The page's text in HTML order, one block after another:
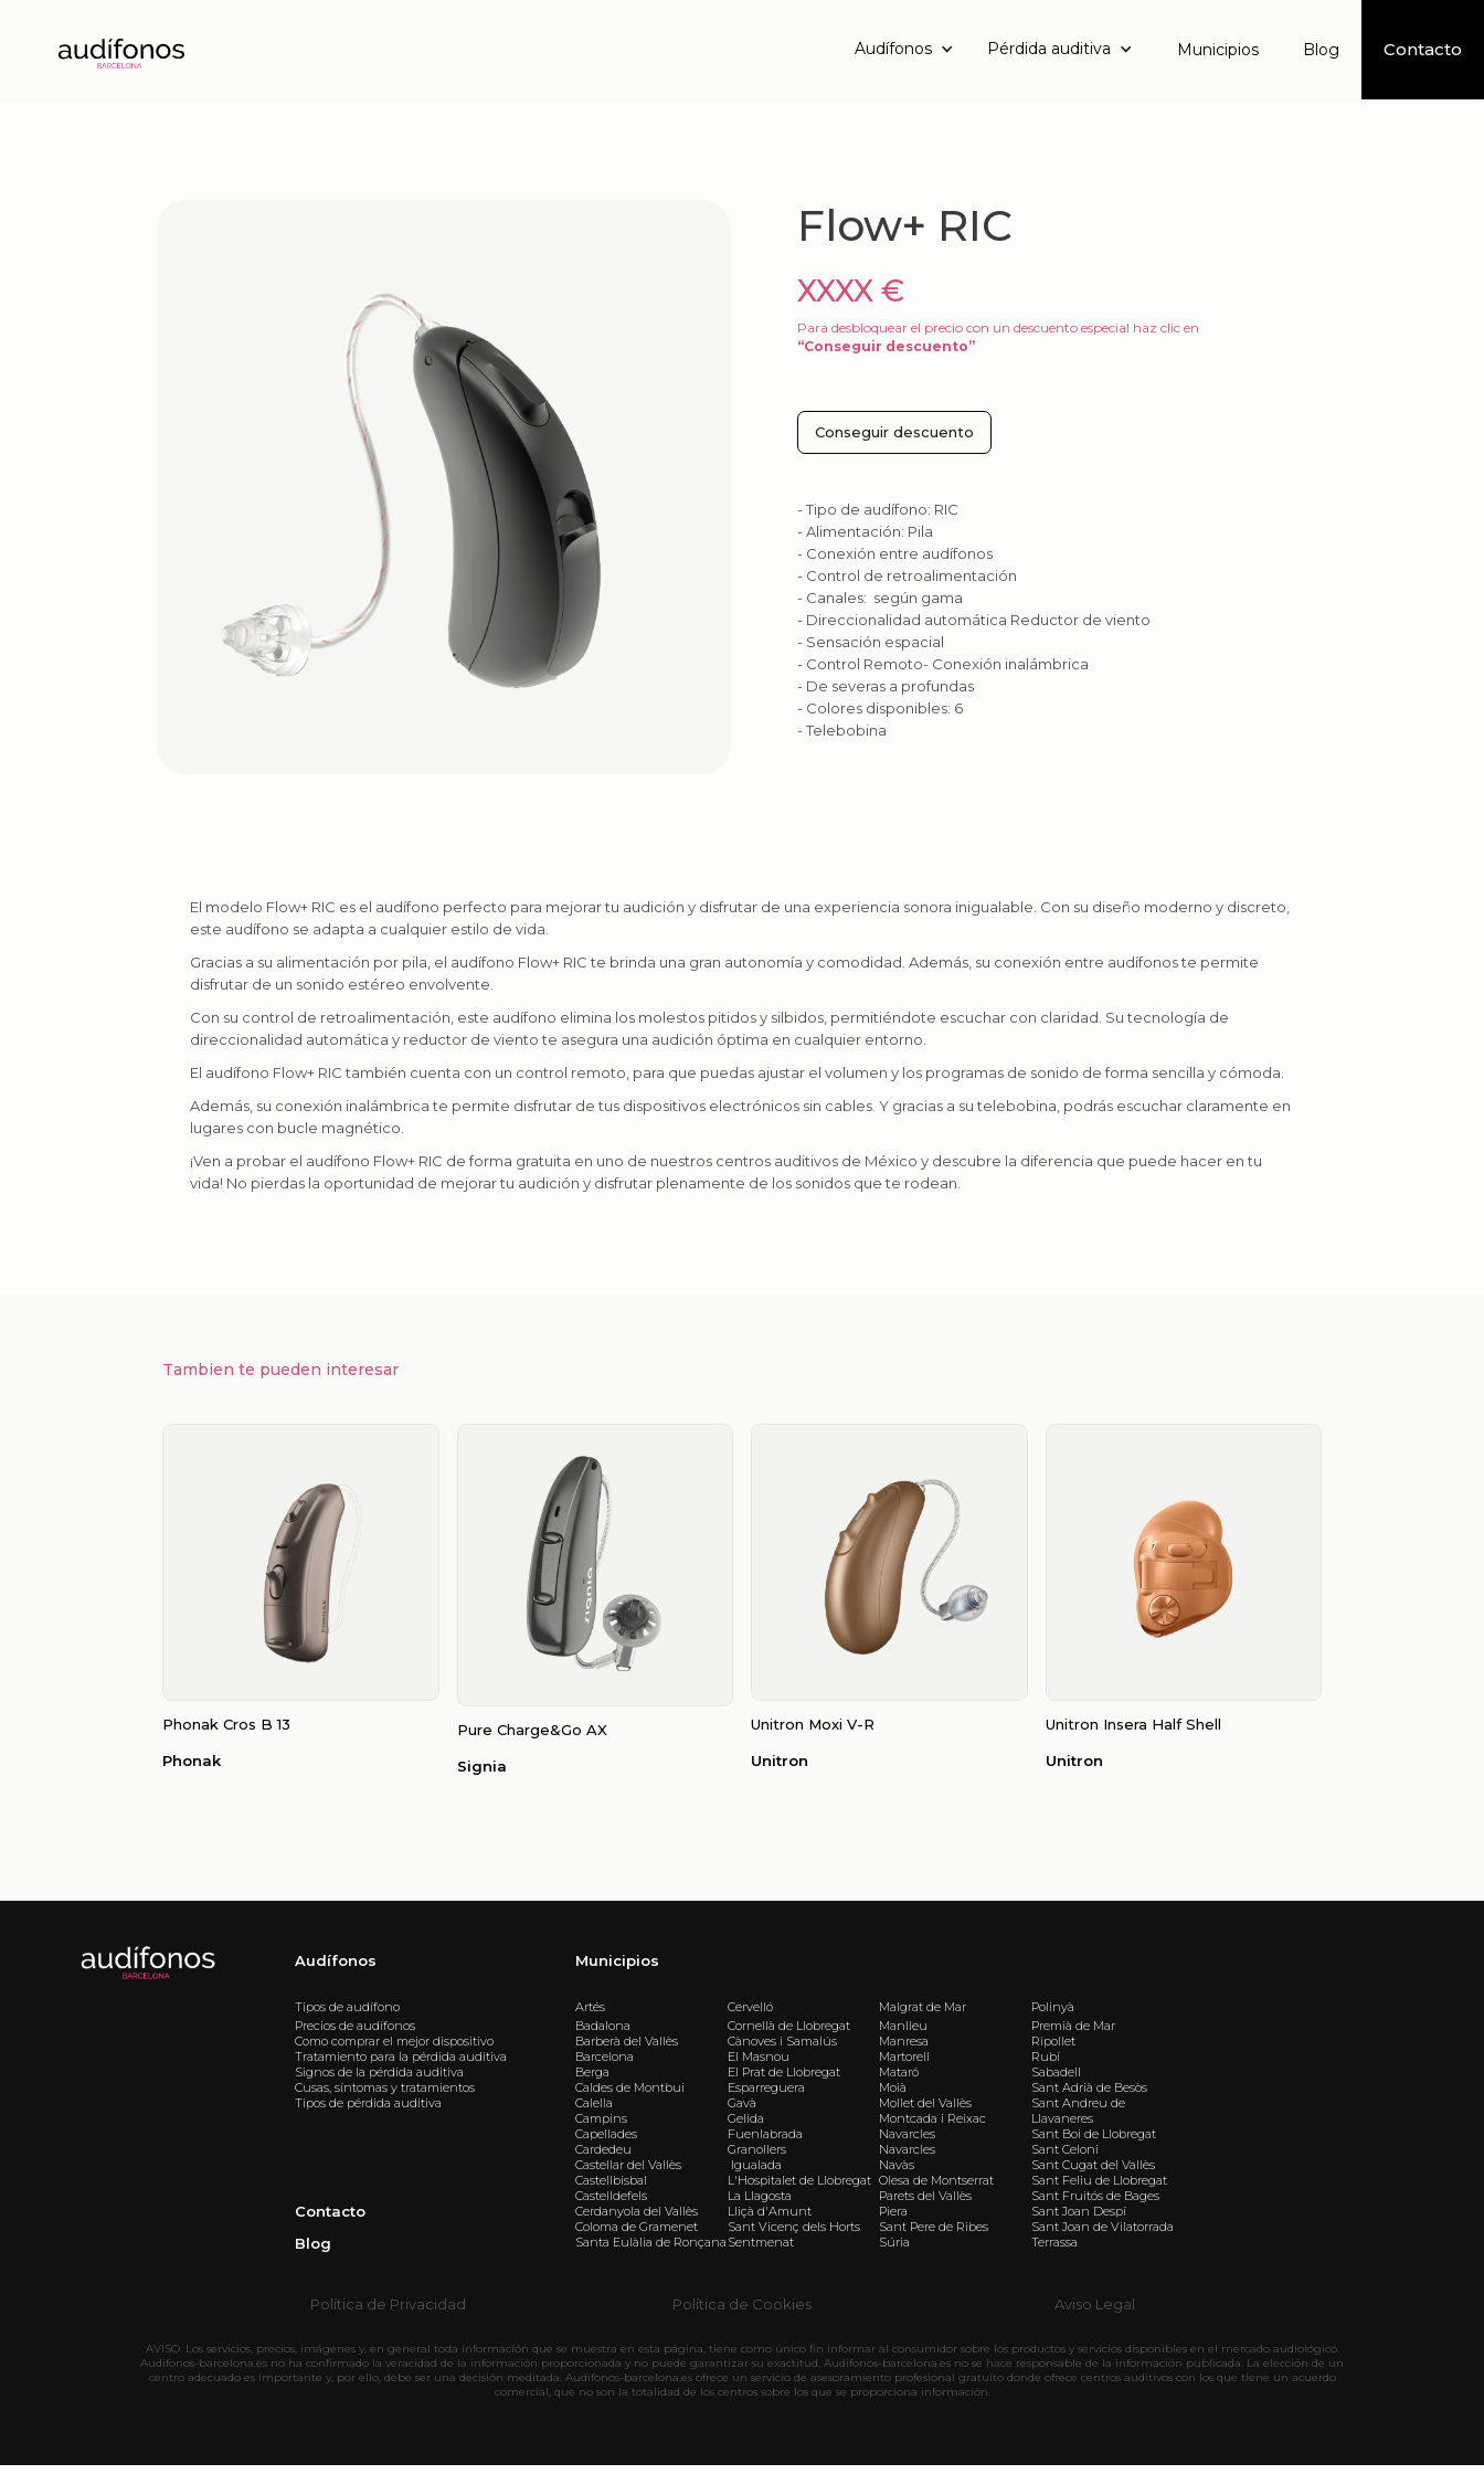
Audífonos Pérdida auditiva Municipios Blog Contacto
Flow+ RIC
XXXX €
Para desbloquear el precio con un descuento especial haz clic en
“Conseguir descuento”
Conseguir descuento
- Tipo de audífono: RIC
- Alimentación: Pila
- Conexión entre audífonos
- Control de retroalimentación
- Canales: según gama
- Direccionalidad automática Reductor de viento
- Sensación espacial
- Control Remoto- Conexión inalámbrica
- De severas a profundas
- Colores disponibles: 6
- Telebobina
El modelo Flow+ RIC es el audífono perfecto para mejorar tu audición y disfrutar de una experiencia sonora inigualable. Con su diseño moderno y discreto,
este audífono se adapta a cualquier estilo de vida.
Gracias a su alimentación por pila, el audífono Flow+ RIC te brinda una gran autonomía y comodidad. Además, su conexión entre audífonos te permite
disfrutar de un sonido estéreo envolvente.
Con su control de retroalimentación, este audífono elimina los molestos pitidos y silbidos, permitiéndote escuchar con claridad. Su tecnología de
direccionalidad automática y reductor de viento te asegura una audición óptima en cualquier entorno.
El audífono Flow+ RIC también cuenta con un control remoto, para que puedas ajustar el volumen y los programas de sonido de forma sencilla y cómoda.
Además, su conexión inalámbrica te permite disfrutar de tus dispositivos electrónicos sin cables. Y gracias a su telebobina, podrás escuchar claramente en
lugares con bucle magnético.
¡Ven a probar el audífono Flow+ RIC de forma gratuita en uno de nuestros centros auditivos de México y descubre la diferencia que puede hacer en tu
vida! No pierdas la oportunidad de mejorar tu audición y disfrutar plenamente de los sonidos que te rodean.
Tambien te pueden interesar
Phonak Cros B 13
Phonak
Pure Charge&Go AX
Signia
Unitron Moxi V-R
Unitron
Unitron Insera Half Shell
Unitron
Audífonos
Tipos de audífono
Precios de audífonos
Como comprar el mejor dispositivo
Tratamiento para la pérdida auditiva
Signos de la pérdida auditiva
Cusas, síntomas y tratamientos
Tipos de pérdida auditiva
Contacto
Blog
Municipios
Artés
Badalona
Barberà del Vallès
Barcelona
Berga
Caldes de Montbui
Calella
Campins
Capellades
Cardedeu
Castellar del Vallès
Castellbisbal
Castelldefels
Cerdanyola del Vallès
Coloma de Gramenet
Santa Eulàlia de Ronçana
Cervelló
Cornellà de Llobregat
Cànoves i Samalús
El Masnou
El Prat de Llobregat
Esparreguera
Gavà
Gelida
Fuenlabrada
Granollers
Igualada
L'Hospitalet de Llobregat
La Llagosta
Lliçà d'Amunt
Sant Vicenç dels Horts
Sentmenat
Malgrat de Mar
Manlleu
Manresa
Martorell
Mataró
Moià
Mollet del Vallès
Montcada i Reixac
Navarcles
Navarcles
Navàs
Olesa de Montserrat
Parets del Vallès
Piera
Sant Pere de Ribes
Súria
Polinyà
Premià de Mar
Ripollet
Rubí
Sabadell
Sant Adrià de Besòs
Sant Andreu de
Llavaneres
Sant Boi de Llobregat
Sant Celoni
Sant Cugat del Vallès
Sant Feliu de Llobregat
Sant Fruitós de Bages
Sant Joan Despí
Sant Joan de Vilatorrada
Terrassa
Política de Privacidad Política de Cookies Aviso Legal
AVISO: Los servicios, precios, imágenes y, en general toda información que se muestra en esta página, tiene como único fin informar al consumidor sobre los productos y servicios disponibles en el mercado audiológico.
Audifonos-barcelona.es no ha confirmado la veracidad de la información proporcionada y no puede garantizar su exactitud. Audifonos-barcelona.es no se hace responsable de la información publicada. La elección de un
centro adecuado es importante y, por ello, debe ser una decisión meditada. Audifonos-barcelona.es ofrece un servicio de asesoramiento profesional gratuito donde ofrece centros auditivos con los que tiene un acuerdo
comercial, que no son la totalidad de los centros sobre los que se proporciona información.